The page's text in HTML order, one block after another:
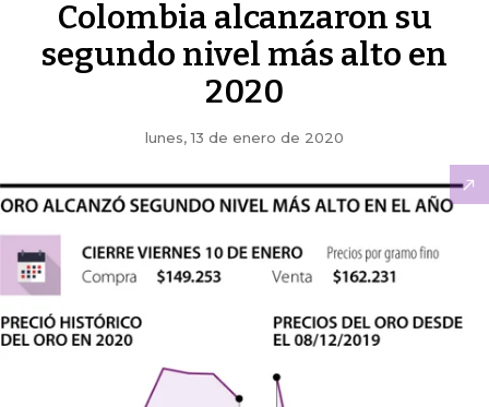
Colombia alcanzaron su
segundo nivel más alto en
2020
lunes, 13 de enero de 2020